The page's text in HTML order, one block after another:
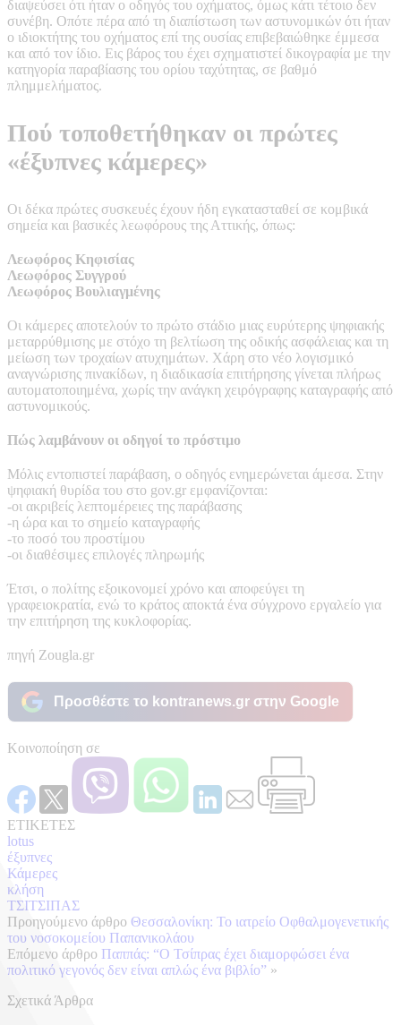
διαψεύσει ότι ήταν ο οδηγός του οχήματος, όμως κάτι τέτοιο δεν
συνέβη. Οπότε πέρα από τη διαπίστωση των αστυνομικών ότι ήταν
ο ιδιοκτήτης του οχήματος επί της ουσίας επιβεβαιώθηκε έμμεσα
και από τον ίδιο. Εις βάρος του έχει σχηματιστεί δικογραφία με την
κατηγορία παραβίασης του ορίου ταχύτητας, σε βαθμό
πλημμελήματος.
Πού τοποθετήθηκαν οι πρώτες
«έξυπνες κάμερες»
Οι δέκα πρώτες συσκευές έχουν ήδη εγκατασταθεί σε κομβικά
σημεία και βασικές λεωφόρους της Αττικής, όπως:
Λεωφόρος Κηφισίας
Λεωφόρος Συγγρού
Λεωφόρος Βουλιαγμένης
Οι κάμερες αποτελούν το πρώτο στάδιο μιας ευρύτερης ψηφιακής
μεταρρύθμισης με στόχο τη βελτίωση της οδικής ασφάλειας και τη
μείωση των τροχαίων ατυχημάτων. Χάρη στο νέο λογισμικό
αναγνώρισης πινακίδων, η διαδικασία επιτήρησης γίνεται πλήρως
αυτοματοποιημένα, χωρίς την ανάγκη χειρόγραφης καταγραφής από
αστυνομικούς.
Πώς λαμβάνουν οι οδηγοί το πρόστιμο
Μόλις εντοπιστεί παράβαση, ο οδηγός ενημερώνεται άμεσα. Στην
ψηφιακή θυρίδα του στο gov.gr εμφανίζονται:
-οι ακριβείς λεπτομέρειες της παράβασης
-η ώρα και το σημείο καταγραφής
-το ποσό του προστίμου
-οι διαθέσιμες επιλογές πληρωμής
Έτσι, ο πολίτης εξοικονομεί χρόνο και αποφεύγει τη
γραφειοκρατία, ενώ το κράτος αποκτά ένα σύγχρονο εργαλείο για
την επιτήρηση της κυκλοφορίας.
πηγή Zougla.gr
Προσθέστε το kontranews.gr στην Google
Κοινοποίηση σε
ΕΤΙΚΕΤΕΣ
lotus
έξυπνες
Κάμερες
κλήση
ΤΣΙΤΣΙΠΑΣ
Προηγούμενο άρθρο Θεσσαλονίκη: Το ιατρείο Οφθαλμογενετικής
του νοσοκομείου Παπανικολάου
Επόμενο άρθρο Παππάς: “O Τσίπρας έχει διαμορφώσει ένα
πολιτικό γεγονός δεν είναι απλώς ένα βιβλίο” »
Σχετικά Άρθρα